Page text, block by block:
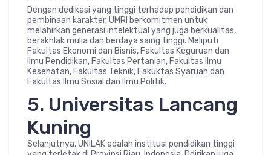
Dengan dedikasi yang tinggi terhadap pendidikan dan
pembinaan karakter, UMRI berkomitmen untuk
melahirkan generasi intelektual yang juga berkualitas,
berakhlak mulia dan berdaya saing tinggi. Meliputi
Fakultas Ekonomi dan Bisnis, Fakultas Keguruan dan
Ilmu Pendidikan, Fakultas Pertanian, Fakultas Ilmu
Kesehatan, Fakultas Teknik, Fakuktas Syaruah dan
Fakultas Ilmu Sosial dan Ilmu Politik.
5. Universitas Lancang
Kuning
Selanjutnya, UNILAK adalah institusi pendidikan tinggi